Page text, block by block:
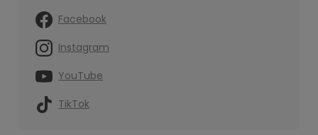
Facebook
Instagram
YouTube
TikTok